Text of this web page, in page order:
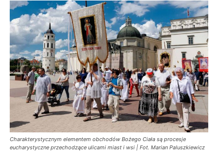
Charakterystycznym elementem obchodów Bożego Ciała są procesje
eucharystyczne przechodzące ulicami miast i wsi | Fot. Marian Paluszkiewicz